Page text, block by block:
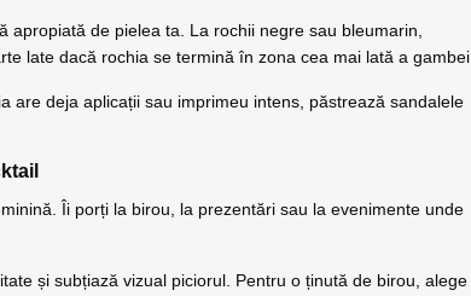
de pielea ta. La rochii negre sau bleumarin,
late dacă rochia se termină în zona cea mai lată a gambei.
are deja aplicații sau imprimeu intens, păstrează sandalele
Îi porți la birou, la prezentări sau la evenimente unde
și subțiază vizual piciorul. Pentru o ținută de birou, alege